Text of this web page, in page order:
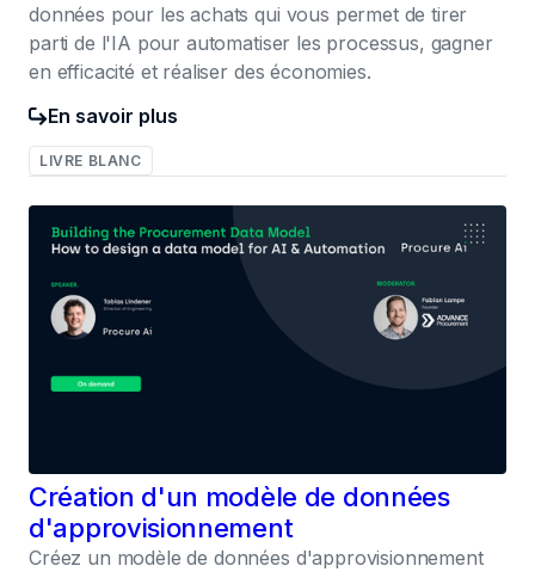
données pour les achats qui vous permet de tirer
parti de l'IA pour automatiser les processus, gagner
en efficacité et réaliser des économies.
En savoir plus
LIVRE BLANC
Création d'un modèle de données
d'approvisionnement
Créez un modèle de données d'approvisionnement